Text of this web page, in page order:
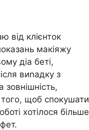
від клієнток
макіяжу
діа беті,
виnадку з
зовнішність,
того, щоб спокушати
хотілося більше